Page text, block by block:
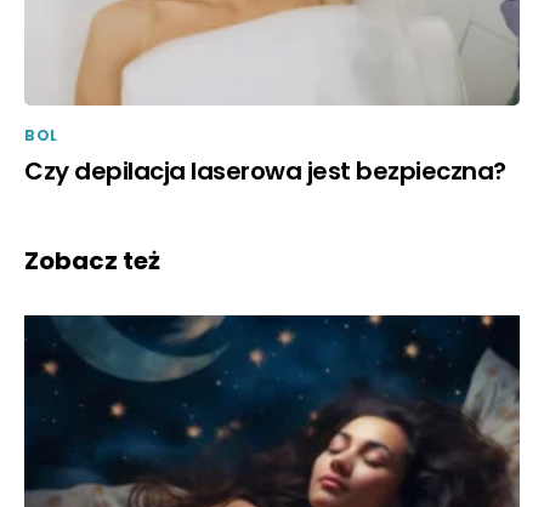
BOL
Czy depilacja laserowa jest bezpieczna?
Zobacz też